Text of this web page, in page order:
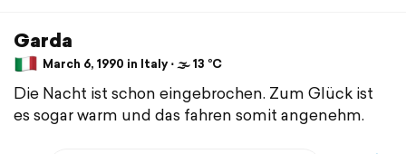
Garda
March 6, 1990 in Italy ⋅ 🌫 13 °C
Die Nacht ist schon eingebrochen. Zum Glück ist
es sogar warm und das fahren somit angenehm.